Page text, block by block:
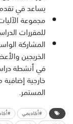
يساعد في
مجموعة
للمقررات
المشاركة
الخريجين
في أنشطة
خارجية
المستمر.
#أكاديمي